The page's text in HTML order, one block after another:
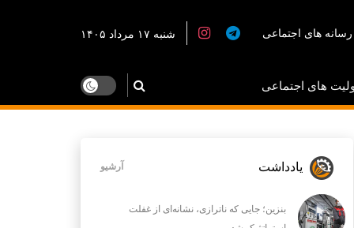
های اجتماعی شنبه ۱۷ مرداد ۱۴۰۵
های اجتماعی
یادداشت آرشیو
بنزین؛ جایی که ناترازی، نشانه‌ای از غفلت